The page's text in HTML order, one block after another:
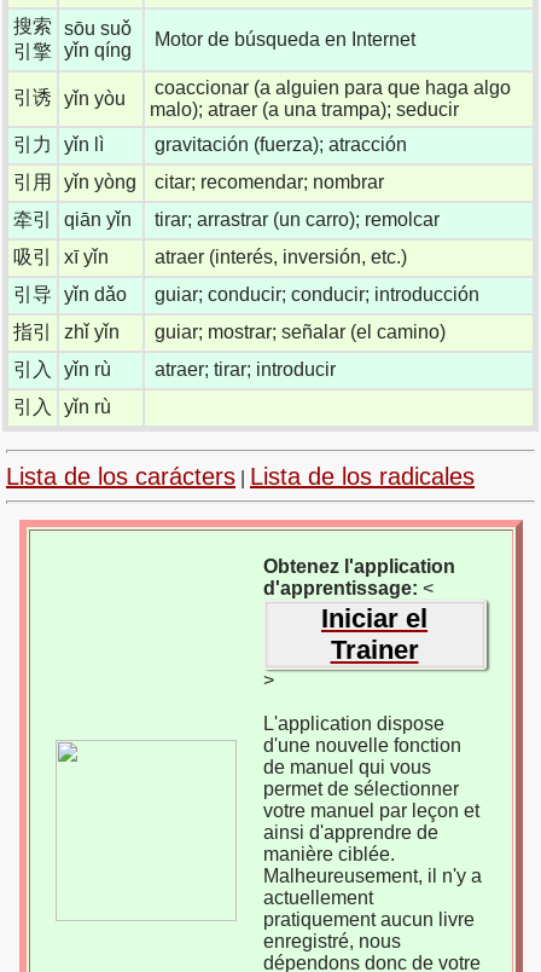
搜索
引擎
sōu suǒ
yǐn qíng
Motor de búsqueda en Internet
引诱 yǐn yòu
coaccionar (a alguien para que haga algo
malo); atraer (a una trampa); seducir
引力
yǐn lì
gravitación (fuerza); atracción
引用
yǐn yòng
citar; recomendar; nombrar
牵引
qiān yǐn
tirar; arrastrar (un carro); remolcar
吸引
xī yǐn
atraer (interés, inversión, etc.)
引导
yǐn dǎo
guiar; conducir; conducir; introducción
指引
zhǐ yǐn
guiar; mostrar; señalar (el camino)
引入
yǐn rù
atraer; tirar; introducir
引入
yǐn rù
Lista de los carácters Lista de los radicales
Obtenez l'application
d'apprentissage: <
Iniciar el
Trainer
>
L'application dispose
d'une nouvelle fonction
de manuel qui vous
permet de sélectionner
votre manuel par leçon et
ainsi d'apprendre de
manière ciblée.
Malheureusement, il n'y a
actuellement
pratiquement aucun livre
enregistré, nous
dépendons donc de votre